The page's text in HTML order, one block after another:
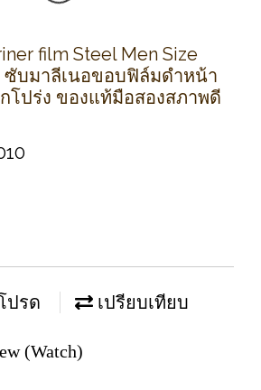
film Steel Men Size
ซับมาลีเนอขอบฟิล์มดำหน้า
โปร่ง ของแท้มือสองสภาพดี
ปรด เปรียบเทียบ
(Watch)